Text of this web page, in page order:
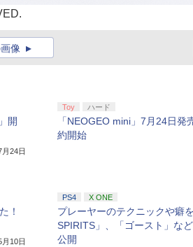
像
開
24日
Toy ハード
「NEOGEO mini」7月24日
約開始
！
10日
PS4 X ONE
プレーヤーのテクニックや癖
SPIRITS」、「ゴースト」な
公開